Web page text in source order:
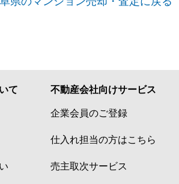
て 不動産会社向けサービス
企業会員のご登録
仕入れ担当の方はこちら
売主取次サービス